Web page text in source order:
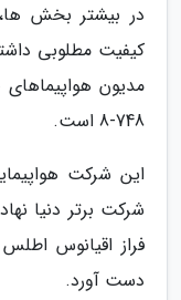
در بیشتر بخش
کیفیت مطلوبی
748-8 است.
شرکت برتر دنیا
فراز اقیانوس
دست آورد.